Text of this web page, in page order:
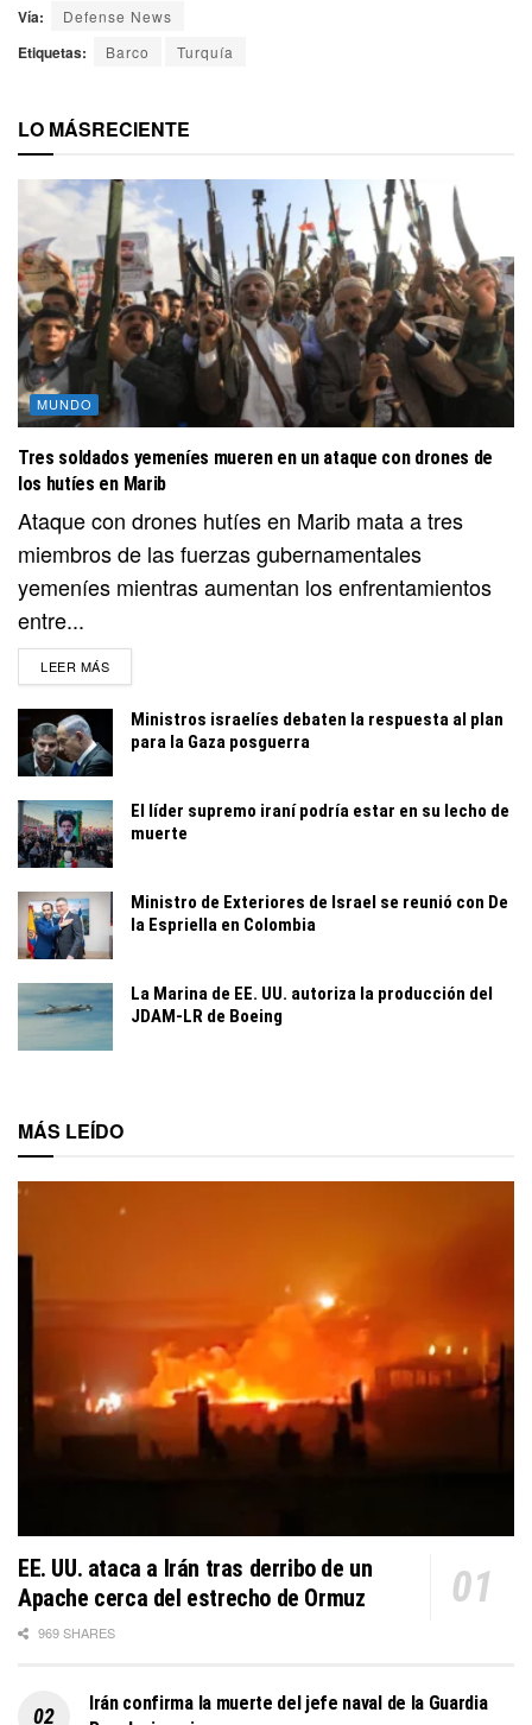
Vía: Defense News
Etiquetas: Barco Turquía
LO MÁSRECIENTE
MUNDO
Tres soldados yemeníes mueren en un ataque con drones de
los hutíes en Marib
Ataque con drones hutíes en Marib mata a tres
miembros de las fuerzas gubernamentales
yemeníes mientras aumentan los enfrentamientos
entre...
LEER MÁSDETAILS
Ministros israelíes debaten la respuesta al plan
para la Gaza posguerra
El líder supremo iraní podría estar en su lecho de
muerte
Ministro de Exteriores de Israel se reunió con De
la Espriella en Colombia
La Marina de EE. UU. autoriza la producción del
JDAM-LR de Boeing
MÁS LEÍDO
EE. UU. ataca a Irán tras derribo de un
Apache cerca del estrecho de Ormuz
969 SHARES
Irán confirma la muerte del jefe naval de la Guardia